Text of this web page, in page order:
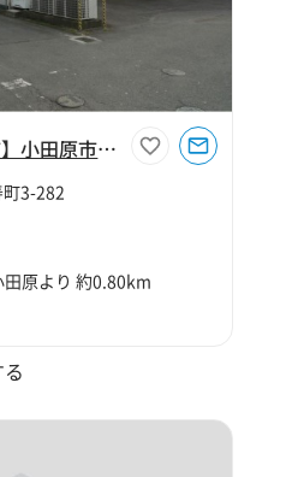
【神奈川県小田原市】小田原市寿町3丁目145坪工場
3-282
原より 約0.80km